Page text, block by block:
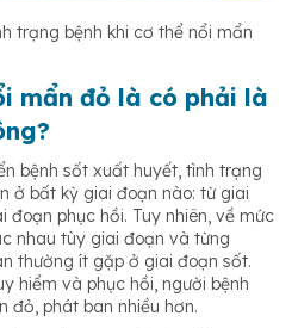
trạng bệnh khi cơ thể nổi mẩn
mẩn đỏ là có phải là
bệnh sốt xuất huyết, tình trạng
ở bất kỳ giai đoạn nào: từ giai
phục hồi. Tuy nhiên, về mức
nhau tùy giai đoạn và từng
thường ít gặp ở giai đoạn sốt.
hiểm và phục hồi, người bệnh
đỏ, phát ban nhiều hơn.